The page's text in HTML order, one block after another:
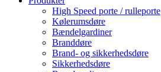
High Speed porte / rulleporte
Kølerumsdøre
Bændelgardiner
Branddøre
Brand- og sikkerhedsdøre
Sikkerhedsdøre